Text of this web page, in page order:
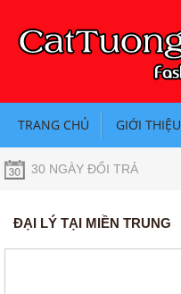
TRANG CHỦ GIỚI THIỆU
30 NGÀY ĐỔI TRẢ
ĐẠI LÝ TẠI MIỀN TRUNG